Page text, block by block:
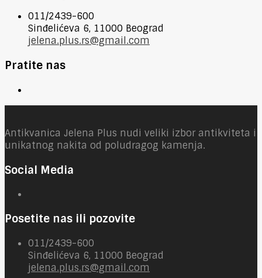
011/2439-600
Sinđelićeva 6, 11000 Beograd
jelena.plus.rs@gmail.com
Pratite nas
Antikvanica Jelena Plus nudi veliki izbor antikviteta i
unikatnog nakita od poludragog kamenja.
Social Media
Posetite nas ili pozovite
011/2439-600
Sinđelićeva 6, 11000 Beograd
jelena.plus.rs@gmail.com